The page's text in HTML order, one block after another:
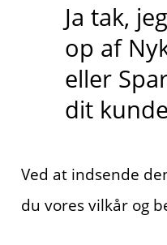
Ja tak,
op af
eller
dit
Ved at indsende
du vores vilkår og